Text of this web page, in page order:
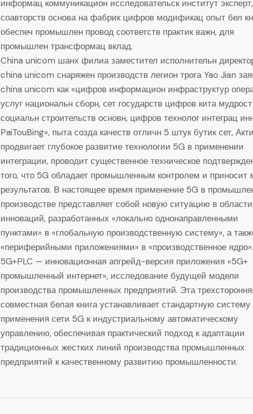
информац коммуникацион исследовательск институт эксперт,
соавторств основа на фабрик цифров модификац опыт бел
обеспеч промышлен провод соответств практик важн, для
промышлен трансформац вклад.
China unicom шанх филиа заместител исполнительн
china unicom снаряжен производств легион трога Yao Jian
china unicom как «цифров информацион инфраструктур
услуг национальн сборн, сет государств цифров кита мудрост
социальн строительств основн, цифров технолог интеграц
PaiTouBing», пыта созда качеств отличн 5 штук бутик сет,
продвигает глубокое развитие технологии 5G в применении
интеграции, проводит существенное техническое
того, что 5G обладает промышленным контролем и приносит
результатов. В настоящее время применение 5G в
производстве представляет собой новую ситуацию в области
инноваций, разработанных «локально однонаправленными
пунктами» в «глобальную производственную систему», а
«периферийными приложениями» в «производственное ядро».
5G+PLC — инновационная апгрейд-версия приложения «5G+
промышленный интернет», исследование будущей модели
производства промышленных предприятий. Эта
совместная белая книга устанавливает стандартную
применения сети 5G к индустриальному автоматическому
управлению, обеспечивая практический подход к адаптации
традиционных жестких линий производства промышленных
предприятий к качественному развитию промышленности.